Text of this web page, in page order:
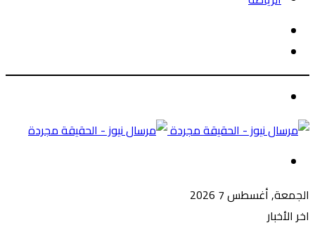
عن
الجمعة, أغسطس 7 2026
اخر الأخبار